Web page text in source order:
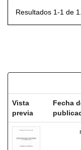
Resultados 1-1 de 1.
Vista
previa
Fecha